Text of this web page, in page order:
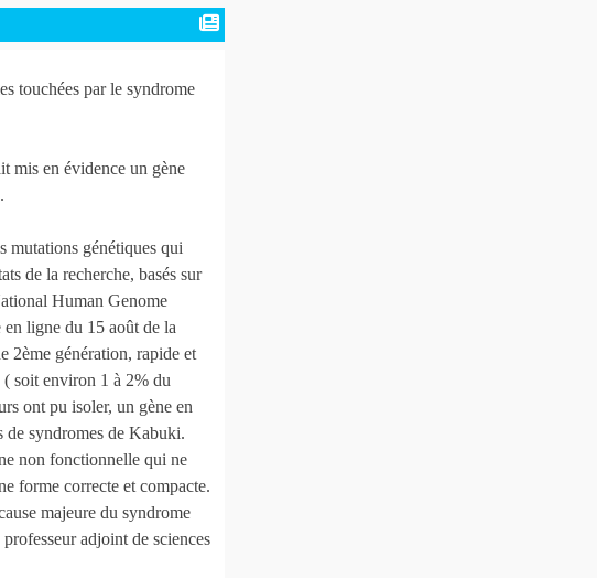
touchées par le syndrome
mis en évidence un gène
mutations génétiques qui
de la recherche, basés sur
Human Genome
ligne du 15 août de la
2ème génération, rapide et
( soit environ 1 à 2% du
ont pu isoler, un gène en
de syndromes de Kabuki.
non fonctionnelle qui ne
forme correcte et compacte.
majeure du syndrome
adjoint de sciences